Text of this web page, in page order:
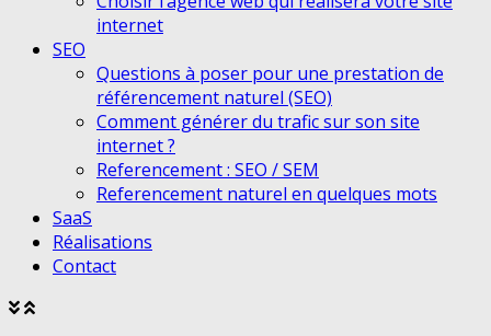
internet
SEO
Questions à poser pour une prestation de
référencement naturel (SEO)
Comment générer du trafic sur son site
internet ?
Referencement : SEO / SEM
Referencement naturel en quelques mots
SaaS
Réalisations
Contact
Agrandir
Réduire